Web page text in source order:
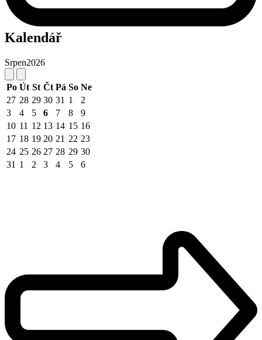
Kalendář
Srpen2026
Po Út St Čt Pá So Ne
27 28 29 30 31 1
2
3
4 5 6 7 8
9
10 11 12 13 14 15 16
17 18 19 20 21 22 23
24 25 26 27 28 29 30
31 1 2 3 4 5 6